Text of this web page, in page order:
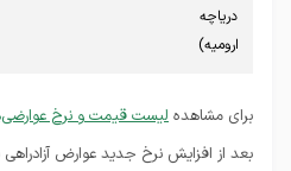
دریاچه
ارومیه)
برای مشاهدهلیست قیمت و نرخ
بعد از افزایش نرخ جدید عوارض آزادراهی